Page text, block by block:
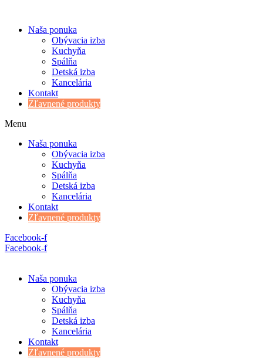
Naša ponuka
Obývacia izba
Kuchyňa
Spálňa
Detská izba
Kancelária
Kontakt
Zľavnené produkty
Menu
Naša ponuka
Obývacia izba
Kuchyňa
Spálňa
Detská izba
Kancelária
Kontakt
Zľavnené produkty
Facebook-f
Facebook-f
Naša ponuka
Obývacia izba
Kuchyňa
Spálňa
Detská izba
Kancelária
Kontakt
Zľavnené produkty